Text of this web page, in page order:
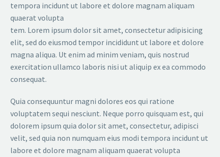
tempora incidunt ut labore et dolore magnam aliquam
quaerat volupta
tem. Lorem ipsum dolor sit amet, consectetur adipisicing
elit, sed do eiusmod tempor incididunt ut labore et dolore
magna aliqua. Ut enim ad minim veniam, quis nostrud
exercitation ullamco laboris nisi ut aliquip ex ea commodo
consequat.
Quia consequuntur magni dolores eos qui ratione
voluptatem sequi nesciunt. Neque porro quisquam est, qui
dolorem ipsum quia dolor sit amet, consectetur, adipisci
velit, sed quia non numquam eius modi tempora incidunt ut
labore et dolore magnam aliquam quaerat volupta